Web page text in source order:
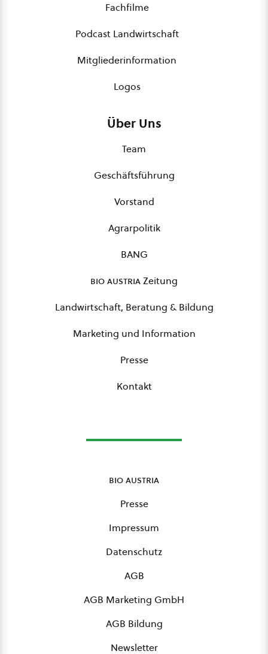
Fachfilme
Podcast Landwirtschaft
Mitgliederinformation
Logos
Über Uns
Team
Geschäftsführung
Vorstand
Agrarpolitik
BANG
bio austriaZeitung
Landwirtschaft, Beratung & Bildung
Marketing und Information
Presse
Kontakt
bio austria
Presse
Impressum
Datenschutz
AGB
AGB Marketing GmbH
AGB Bildung
Newsletter